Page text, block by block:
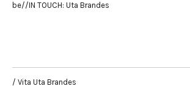
be//IN TOUCH: Uta Brandes
/ Vita Uta Brandes